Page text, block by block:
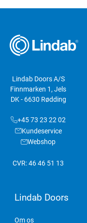
Lindab Doors A/S
Finnmarken 1, Jels
DK - 6630 Rødding
+45 73 23 22 02
Kundeservice
Webshop
CVR: 46 46 51 13
Lindab Doors
Om os